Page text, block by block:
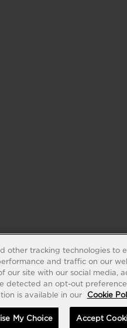
other tracking technologies to
and traffic on our
our site with our social media,
detected an opt-out
is available in our
Cookie
My Choice Accept